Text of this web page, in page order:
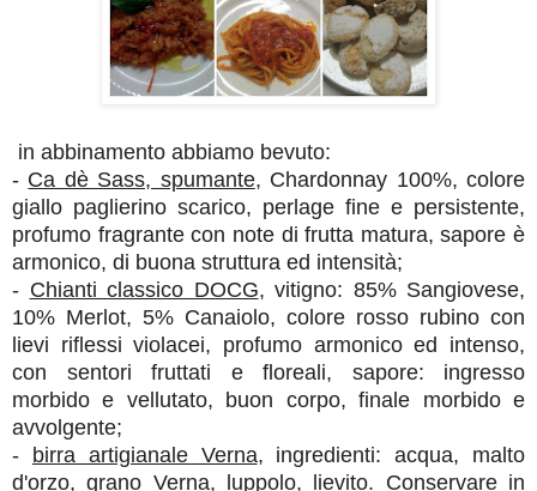
in abbinamento abbiamo bevuto:
- Ca dè Sass, spumante, Chardonnay 100%, colore
giallo paglierino scarico, perlage fine e persistente,
profumo fragrante con note di frutta matura, sapore è
armonico, di buona struttura ed intensità;
- Chianti classico DOCG, vitigno: 85% Sangiovese,
10% Merlot, 5% Canaiolo, colore rosso rubino con
lievi riflessi violacei, profumo armonico ed intenso,
con sentori fruttati e floreali, sapore: ingresso
morbido e vellutato, buon corpo, finale morbido e
avvolgente;
- birra artigianale Verna, ingredienti: acqua, malto
d'orzo, grano Verna, luppolo, lievito. Conservare in